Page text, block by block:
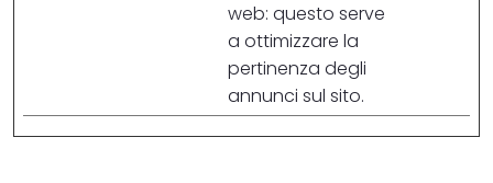
web: questo serve
a ottimizzare la
pertinenza degli
annunci sul sito.